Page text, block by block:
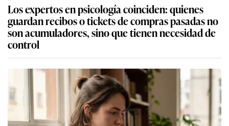
Los expertos en psicología coinciden: quienes
guardan recibos o tickets de compras pasadas no
son acumuladores, sino que tienen necesidad de
control